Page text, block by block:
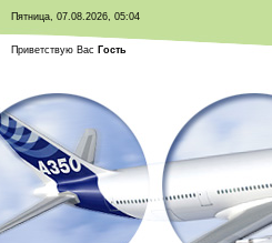
Пятница, 07.08.2026, 05:04
Приветствую Вас Гость